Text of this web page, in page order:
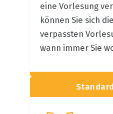
eine Vorlesung
können Sie sich
verpassten
wann immer Sie